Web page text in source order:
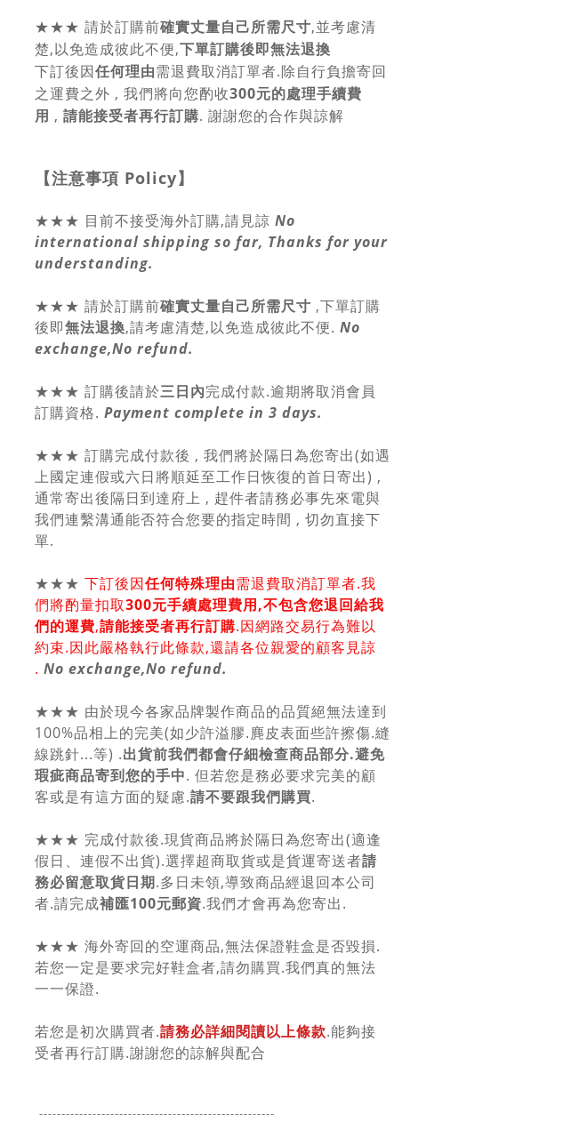
★★★ 請於訂購前確實丈量自己所需尺寸,並考慮清
楚,以免造成彼此不便,下單訂購後即無法退換
下訂後因任何理由需退費取消訂單者.除自行負擔寄回
之運費之外 , 我們將向您酌收300元的處理手續費
用 , 請能接受者再行訂購. 謝謝您的合作與諒解
【注意事項 Policy】
★★★ 目前不接受海外訂購,請見諒 No
international shipping so far, Thanks for your
understanding.
★★★ 請於訂購前確實丈量自己所需尺寸 ,下單訂購
後即無法退換,請考慮清楚,以免造成彼此不便. No
exchange,No refund.
★★★ 訂購後請於三日內完成付款.逾期將取消會員
訂購資格. Payment complete in 3 days.
★★★ 訂購完成付款後 , 我們將於隔日為您寄出(如遇
上國定連假或六日將順延至工作日恢復的首日寄出) ,
通常寄出後隔日到達府上 , 趕件者請務必事先來電與
我們連繫溝通能否符合您要的指定時間 , 切勿直接下
單.
★★★ 下訂後因任何特殊理由需退費取消訂單者.我
們將酌量扣取300元手續處理費用,不包含您退回給我
們的運費,請能接受者再行訂購.因網路交易行為難以
約束.因此嚴格執行此條款,還請各位親愛的顧客見諒
. No exchange,No refund.
★★★ 由於現今各家品牌製作商品的品質絕無法達到
100%品相上的完美(如少許溢膠.麂皮表面些許擦傷.縫
線跳針...等) .出貨前我們都會仔細檢查商品部分.避免
瑕疵商品寄到您的手中. 但若您是務必要求完美的顧
客或是有這方面的疑慮.請不要跟我們購買.
★★★ 完成付款後.現貨商品將於隔日為您寄出(適逢
假日、連假不出貨).選擇超商取貨或是貨運寄送者請
務必留意取貨日期.多日未領,導致商品經退回本公司
者.請完成補匯100元郵資.我們才會再為您寄出.
★★★ 海外寄回的空運商品,無法保證鞋盒是否毀損.
若您一定是要求完好鞋盒者,請勿購買.我們真的無法
一一保證.
若您是初次購買者.請務必詳細閱讀以上條款.能夠接
受者再行訂購.謝謝您的諒解與配合
-----------------------------------------------------